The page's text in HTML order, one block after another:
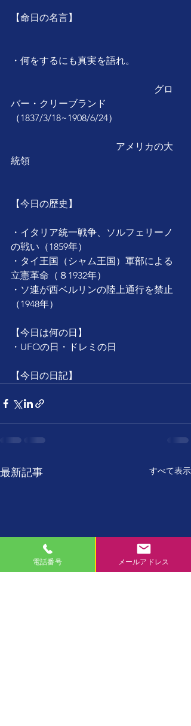
【命日の名言】
・何をするにも真実を語れ。
グロ
バー・クリーブランド
（1837/3/18~1908/6/24）
アメリカの大
統領
【今日の歴史】
・イタリア統一戦争、ソルフェリーノ
の戦い（1859年）
・タイ王国（シャム王国）軍部による
立憲革命（８1932年）
・ソ連が西ベルリンの陸上通行を禁止
（1948年）
【今日は何の日】
・UFOの日・ドレミの日
【今日の日記】
最新記事 すべて表示
電話番号 メールアドレス